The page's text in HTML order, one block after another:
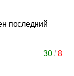
последний
30 /8